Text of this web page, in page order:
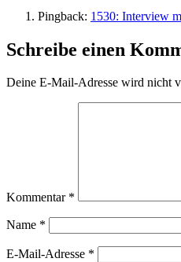
Pingback: 1530: Interview
Schreibe einen
Deine E-Mail-Adresse wird nicht
Kommentar *
Name *
E-Mail-Adresse *